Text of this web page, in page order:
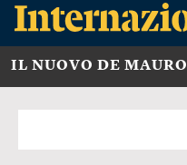
IL NUOVO DE MAURO